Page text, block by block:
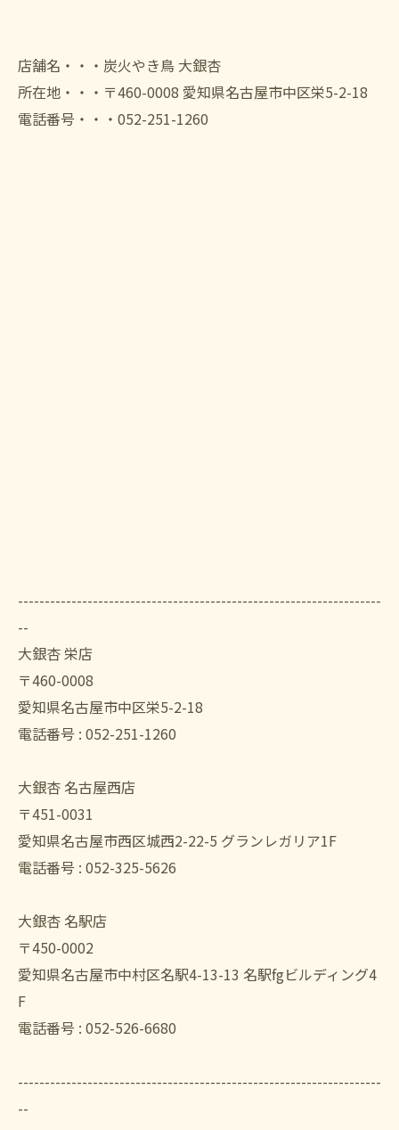
店舗名・・・炭火やき鳥 大銀杏
所在地・・・〒460-0008 愛知県名古屋市中区栄5-2-18
電話番号・・・052-251-1260
--------------------------------------------------------------------
--
大銀杏 栄店
〒460-0008
愛知県名古屋市中区栄5-2-18
電話番号 : 052-251-1260
大銀杏 名古屋西店
〒451-0031
愛知県名古屋市西区城西2-22-5 グランレガリア1F
電話番号 : 052-325-5626
大銀杏 名駅店
〒450-0002
愛知県名古屋市中村区名駅4-13-13 名駅fgビルディング4
F
電話番号 : 052-526-6680
--------------------------------------------------------------------
--